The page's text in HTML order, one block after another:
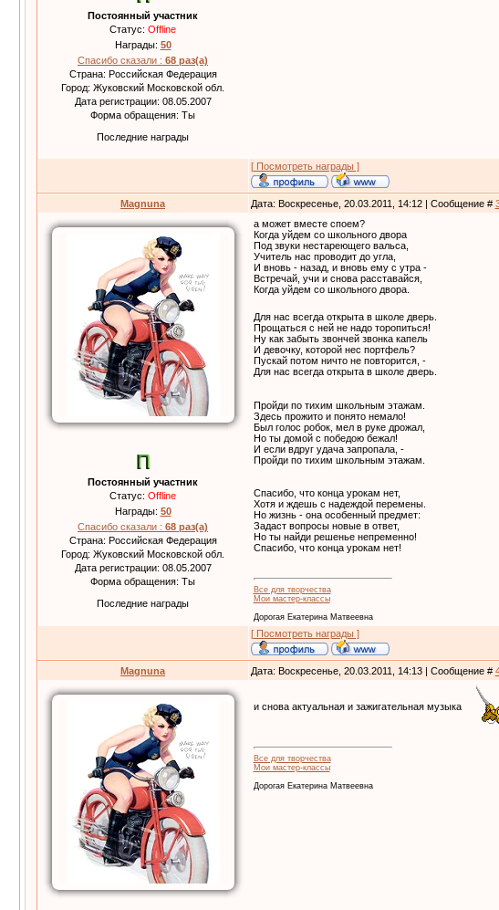
Постоянный участник
Статус: Offline
Награды: 50
Спасибо сказали : 68 раз(а)
Страна: Российская Федерация
Город: Жуковский Московской обл.
Дата регистрации: 08.05.2007
Форма обращения: Ты
Последние награды
[ Посмотреть награды ]
Magnuna Дата: Воскресенье, 20.03.2011, 14:12 | Сообщение #
Постоянный участник
Статус: Offline
Награды: 50
Спасибо сказали : 68 раз(а)
Страна: Российская Федерация
Город: Жуковский Московской обл.
Дата регистрации: 08.05.2007
Форма обращения: Ты
Последние награды
а может вместе споем?
Когда уйдем со школьного двора
Под звуки нестареющего вальса,
Учитель нас проводит до угла,
И вновь - назад, и вновь ему с утра -
Встречай, учи и снова расставайся,
Когда уйдем со школьного двора.
Для нас всегда открыта в школе дверь.
Прощаться с ней не надо торопиться!
Ну как забыть звончей звонка капель
И девочку, которой нес портфель?
Пускай потом ничто не повторится, -
Для нас всегда открыта в школе дверь.
Пройди по тихим школьным этажам.
Здесь прожито и понято немало!
Был голос робок, мел в руке дрожал,
Но ты домой с победою бежал!
И если вдруг удача запропала, -
Пройди по тихим школьным этажам.
Спасибо, что конца урокам нет,
Хотя и ждешь с надеждой перемены.
Но жизнь - она особенный предмет:
Задаст вопросы новые в ответ,
Но ты найди решенье непременно!
Спасибо, что конца урокам нет!
Все для творчества
Мои мастер-классы
Дорогая Екатерина Матвеевна
[ Посмотреть награды ]
Magnuna Дата: Воскресенье, 20.03.2011, 14:13 | Сообщение #
и снова актуальная и зажигательная музыка
Все для творчества
Мои мастер-классы
Дорогая Екатерина Матвеевна